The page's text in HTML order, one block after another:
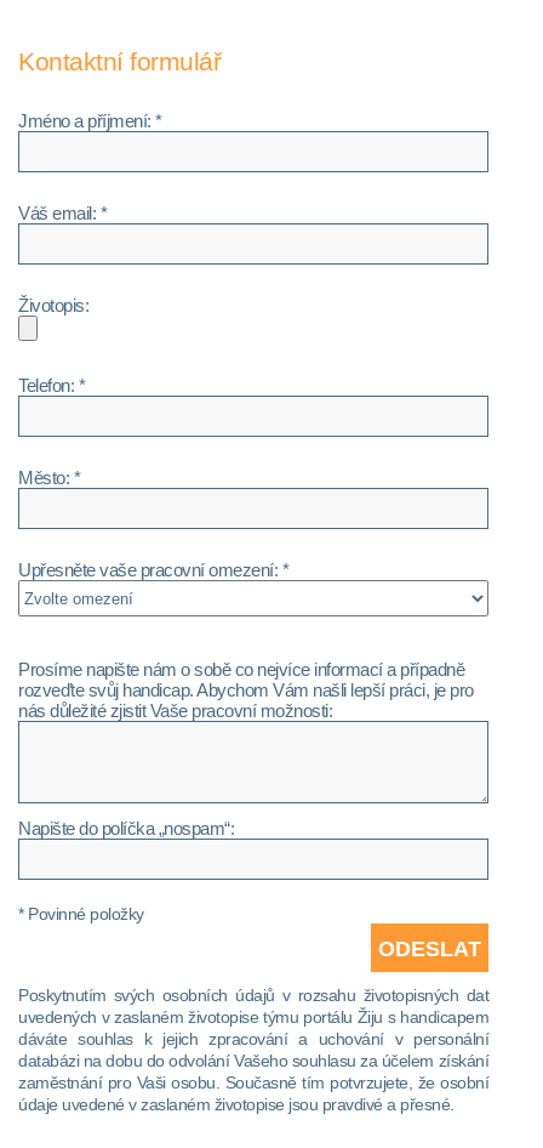
Kontaktní formulář
Jméno a příjmení: *
Váš email: *
Životopis:
Telefon: *
Město: *
Upřesněte vaše pracovní omezení: *
Prosíme napište nám o sobě co nejvíce informací a případně
rozveďte svůj handicap. Abychom Vám našli lepší práci, je pro
nás důležité zjistit Vaše pracovní možnosti:
Napište do políčka „nospam“:
* Povinné položky
Poskytnutím svých osobních údajů v rozsahu životopisných dat
uvedených v zaslaném životopise týmu portálu Žiju s handicapem
dáváte souhlas k jejich zpracování a uchování v personální
databázi na dobu do odvolání Vašeho souhlasu za účelem získání
zaměstnání pro Vaši osobu. Současně tím potvrzujete, že osobní
údaje uvedené v zaslaném životopise jsou pravdivé a přesné.